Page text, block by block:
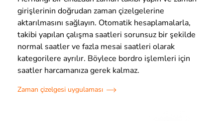
girişlerinin doğrudan zaman çizelgelerine
aktarılmasını sağlayın. Otomatik hesaplamalarla,
takibi yapılan çalışma saatleri sorunsuz bir şekilde
normal saatler ve fazla mesai saatleri olarak
kategorilere ayrılır. Böylece bordro işlemleri için
saatler harcamanıza gerek kalmaz.
Zaman çizelgesi uygulaması